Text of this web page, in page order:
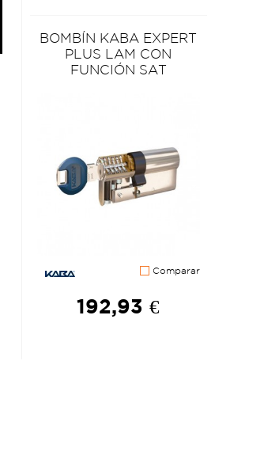
BOMBÍN KABA EXPERT
PLUS LAM CON
FUNCIÓN SAT
Comparar
192,93 €